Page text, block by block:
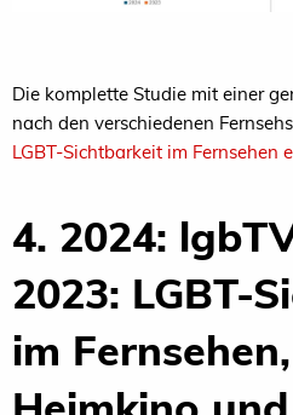
Die komplette Studie mit einer
nach den verschiedenen
LGBT-Sichtbarkeit im
4. 2024:
2023: LGBT-
im